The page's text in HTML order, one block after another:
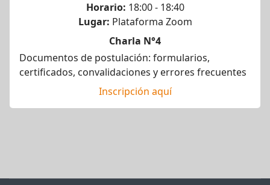
Horario: 18:00 - 18:40
Lugar: Plataforma Zoom
Charla N°4
Documentos de postulación: formularios,
certificados, convalidaciones y errores frecuentes
Inscripción aquí